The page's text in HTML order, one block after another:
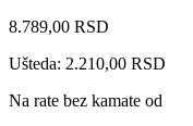
8.789,00 RSD
Ušteda: 2.210,00 RSD
Na rate bez kamate od